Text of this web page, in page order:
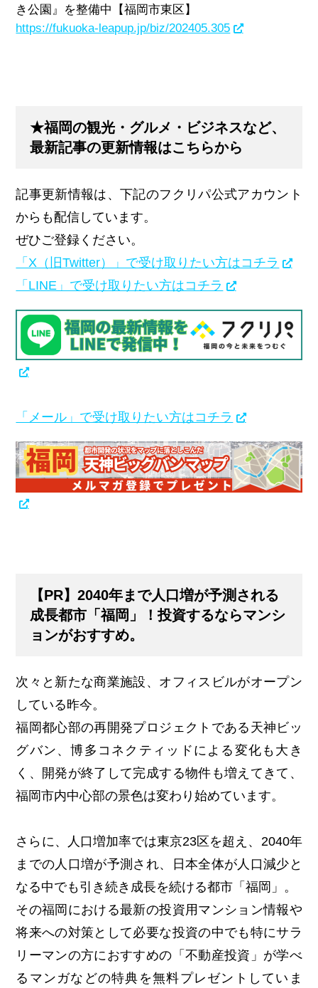
き公園』を整備中【福岡市東区】
https://fukuoka-leapup.jp/biz/202405.305
★福岡の観光・グルメ・ビジネスなど、
最新記事の更新情報はこちらから
記事更新情報は、下記のフクリパ公式アカウント
からも配信しています。
ぜひご登録ください。
「X（旧Twitter）」で受け取りたい方はコチラ
「LINE」で受け取りたい方はコチラ
「メール」で受け取りたい方はコチラ
【PR】2040年まで人口増が予測される
成長都市「福岡」！投資するならマンシ
ョンがおすすめ。
次々と新たな商業施設、オフィスビルがオープン
している昨今。
福岡都心部の再開発プロジェクトである天神ビッ
グバン、博多コネクティッドによる変化も大き
く、開発が終了して完成する物件も増えてきて、
福岡市内中心部の景色は変わり始めています。
さらに、人口増加率では東京23区を超え、2040年
までの人口増が予測され、日本全体が人口減少と
なる中でも引き続き成長を続ける都市「福岡」。
その福岡における最新の投資用マンション情報や
将来への対策として必要な投資の中でも特にサラ
リーマンの方におすすめの「不動産投資」が学べ
るマンガなどの特典を無料プレゼントしていま